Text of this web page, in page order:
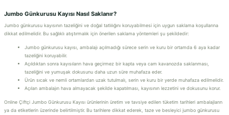
Jumbo Günkurusu Kayısı Nasıl Saklanır?
Jumbo günkurusu kayısının tazeliğini ve doğal tatlılığını koruyabilmesi için uygun saklama koşullarına
dikkat edilmelidir. Bu sağlıklı atıştırmalık için önerilen saklama yöntemleri şu şekildedir:
Jumbo günkurusu kayısı, ambalajı açılmadığı sürece serin ve kuru bir ortamda 6 aya kadar
tazeliğini koruyabilir.
Açıldıktan sonra kayısıların hava geçirmez bir kapta veya cam kavanozda saklanması,
tazeliğini ve yumuşak dokusunu daha uzun süre muhafaza eder.
Ürün sıcak ve nemli ortamlardan uzak tutulmalı, serin ve kuru bir yerde muhafaza edilmelidir.
Açılan ambalajın hava almayacak şekilde kapatılması, kayısının lezzetini ve dokusunu korur.
Online Çiftçi Jumbo Günkurusu Kayısı ürünlerinin üretim ve tavsiye edilen tüketim tarihleri ambalajların
ya da etiketlerin üzerinde belirtilmiştir. Bu tarihlere dikkat ederek, taze ve besleyici jumbo günkurusu